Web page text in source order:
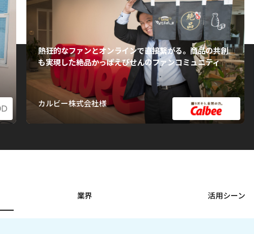
熱狂的なファンとオンラインで直接繋がる。商品の共創
も実現した絶品かっぱえびせんのファンコミュニティ
カルビー株式会社様
業界 活用シーン